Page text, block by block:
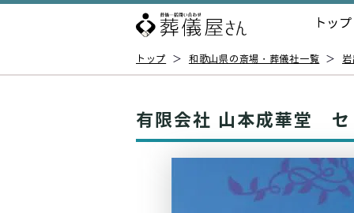
トップ
トップ ＞ 和歌山県の斎場・葬儀社一覧 ＞
有限会社 山本成華堂 セ